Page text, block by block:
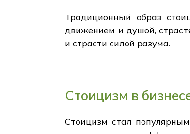
Традиционный образ
движением и душой,
и страсти силой разума.
Стоицизм в
Стоицизм стал